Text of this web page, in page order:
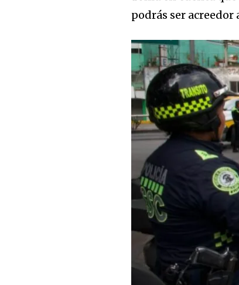
podrás ser acreedor